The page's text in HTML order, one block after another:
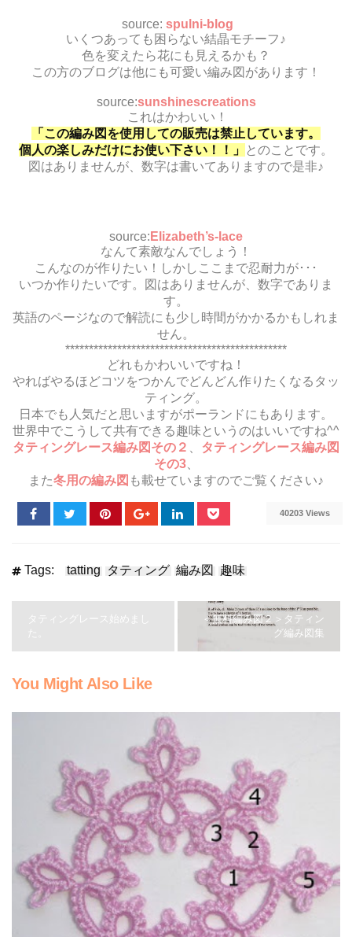
source: spulni-blog
いくつあっても困らない結晶モチーフ♪
色を変えたら花にも見えるかも？
この方のブログは他にも可愛い編み図があります！
source:sunshinescreations
これはかわいい！
「この編み図を使用しての販売は禁止しています。
個人の楽しみだけにお使い下さい！！」
とのことです。
図はありませんが、数字は書いてありますので是非♪
source: Elizabeth’s-lace
なんて素敵なんでしょう！
こんなのが作りたい！しかしここまで忍耐力が･･･
いつか作りたいです。図はありませんが、数字でありま
す。
英語のページなので解読にも少し時間がかかるかもしれま
せん。
***********************************************
どれもかわいいですね！
やればやるほどコツをつかんでどんどん作りたくなるタッ
ティング。
日本でも人気だと思いますがポーランドにもあります。
世界中でこうして共有できる趣味というのはいいですね^^
タティングレース編み図その２
タティングレース編み図
その3、
また冬用の編み図 も載せていますのでご覧ください♪
40203 Views
Tags: tatting タティング 編み図 趣味
タティングレース始めまし
＜無料編み図２＞タティン
グ編み図集
You Might Also Like